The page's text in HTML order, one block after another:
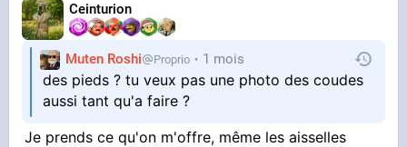
Ceinturion
Muten Roshi Proprio 1 mois
des pieds ? tu veux pas une photo des coudes
aussi tant qu'a faire ?
Je prends ce qu'on m'offre, même les aisselles